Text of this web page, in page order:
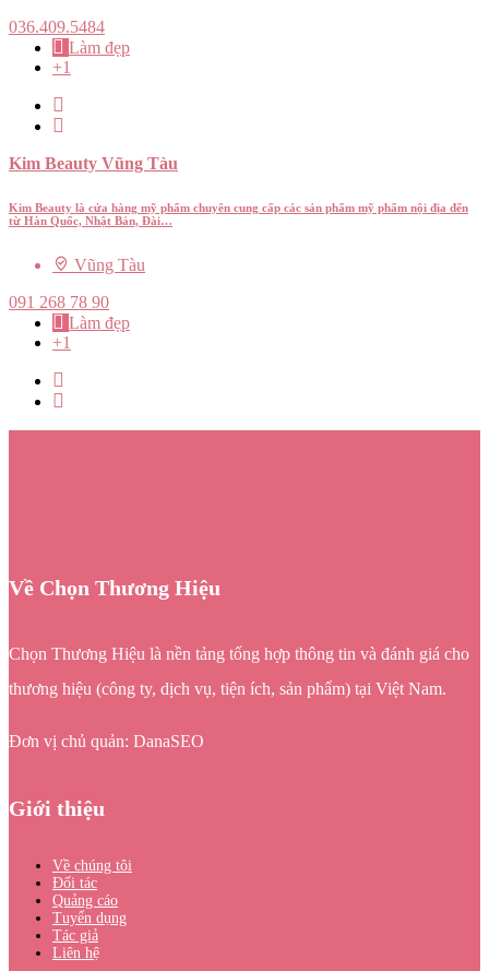
036.409.5484
Làm đẹp
+1
Kim Beauty Vũng Tàu
Kim Beauty là cửa hàng mỹ phẩm chuyên cung cấp các sản phẩm mỹ phẩm nội địa đến
từ Hàn Quốc, Nhật Bản, Đài…
Vũng Tàu
091 268 78 90
Làm đẹp
+1
Về Chọn Thương Hiệu
Chọn Thương Hiệu là nền tảng tổng hợp thông tin và đánh giá cho
thương hiệu (công ty, dịch vụ, tiện ích, sản phẩm) tại Việt Nam.
Đơn vị chủ quản: DanaSEO
Giới thiệu
Về chúng tôi
Đối tác
Quảng cáo
Tuyển dụng
Tác giả
Liên hệ